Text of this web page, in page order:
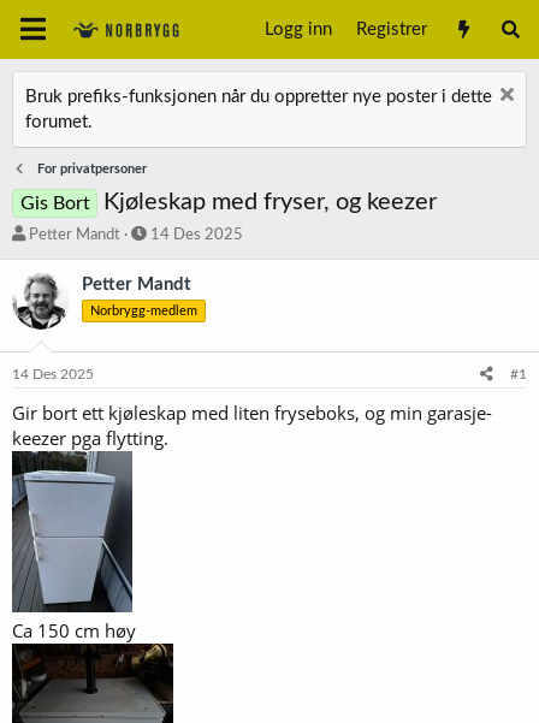
Logg inn Registrer
Bruk prefiks-funksjonen når du oppretter nye poster i dette
forumet.
For privatpersoner
Gis Bort Kjøleskap med fryser, og keezer
T
å
d
s
t
r
Petter Mandt
S
a
r
t
o
14 Des 2025
Petter Mandt
Norbrygg-medlem
14 Des 2025 #1
Gir bort ett kjøleskap med liten fryseboks, og min garasje-
keezer pga flytting.
Ca 150 cm høy